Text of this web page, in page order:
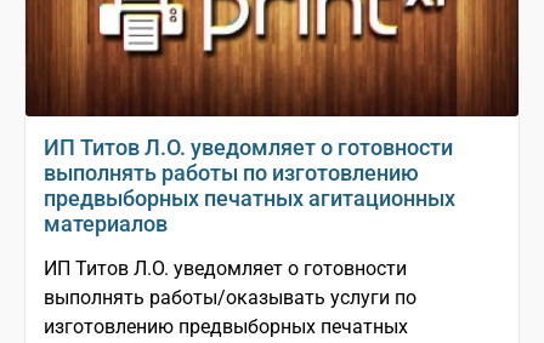
ИП Титов Л.О. уведомляет о готовности
выполнять работы по изготовлению
предвыборных печатных агитационных
материалов
ИП Титов Л.О. уведомляет о готовности
выполнять работы/оказывать услуги по
изготовлению предвыборных печатных